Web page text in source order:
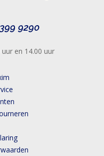
9290
en 14.00 uur